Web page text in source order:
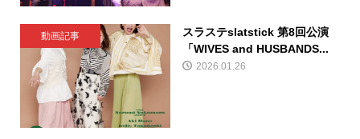
動画記事
スラステslatstick 第8回公演
「WIVES and HUSBANDS...
2026.01.26